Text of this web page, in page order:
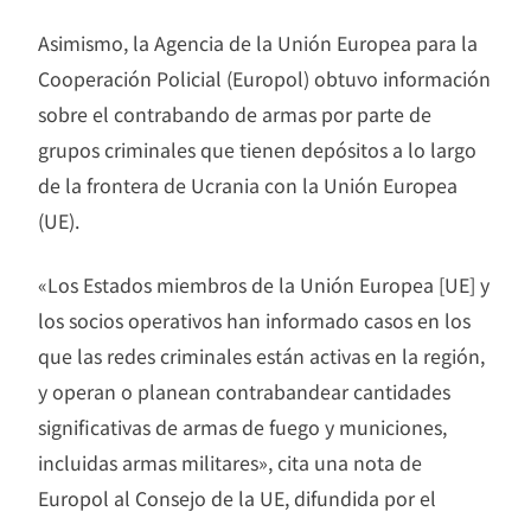
Asimismo, la Agencia de la Unión Europea para la
Cooperación Policial (Europol) obtuvo información
sobre el contrabando de armas por parte de
grupos criminales que tienen depósitos a lo largo
de la frontera de Ucrania con la Unión Europea
(UE).
«Los Estados miembros de la Unión Europea [UE] y
los socios operativos han informado casos en los
que las redes criminales están activas en la región,
y operan o planean contrabandear cantidades
significativas de armas de fuego y municiones,
incluidas armas militares», cita una nota de
Europol al Consejo de la UE, difundida por el